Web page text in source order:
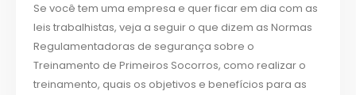
Se você tem uma empresa e quer ficar em dia com as
leis trabalhistas, veja a seguir o que dizem as Normas
Regulamentadoras de segurança sobre o
Treinamento de Primeiros Socorros, como realizar o
treinamento, quais os objetivos e benefícios para as